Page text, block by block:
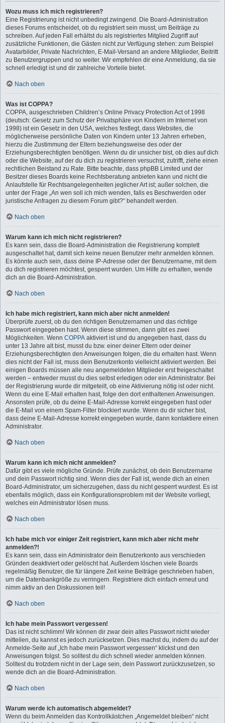
Wozu muss ich mich registrieren?
Eine Registrierung ist nicht unbedingt zwingend. Die Board-Administration
dieses Forums entscheidet, ob du registriert sein musst, um Beiträge zu
schreiben. Auf jeden Fall erhältst du als registriertes Mitglied Zugriff auf
zusätzliche Funktionen, die Gästen nicht zur Verfügung stehen: zum Beispiel
Avatarbilder, Private Nachrichten, E-Mail-Versand an andere Mitglieder, Beitritt
zu Benutzergruppen und so weiter. Wir empfehlen dir eine Anmeldung, da sie
schnell erledigt ist und dir zahlreiche Vorteile bietet.
Nach oben
Was ist COPPA?
COPPA, ausgeschrieben Children’s Online Privacy Protection Act of 1998
(deutsch: Gesetz zum Schutz der Privatsphäre von Kindern im Internet von
1998) ist ein Gesetz in den USA, welches festlegt, dass Websites, die
möglicherweise persönliche Daten von Kindern unter 13 Jahren erheben,
hierzu die Zustimmung der Eltern beziehungsweise des oder der
Erziehungsberechtigten benötigen. Wenn du dir unsicher bist, ob dies auf dich
oder die Website, auf der du dich zu registrieren versuchst, zutrifft, ziehe einen
rechtlichen Beistand zu Rate. Bitte beachte, dass phpBB Limited und der
Besitzer dieses Boards keine Rechtsberatung anbieten kann und nicht die
Anlaufstelle für Rechtsangelegenheiten jeglicher Art ist; außer solchen, die
unter der Frage „An wen soll ich mich wenden, falls es Beschwerden oder
juristische Anfragen zu diesem Forum gibt?“ behandelt werden.
Nach oben
Warum kann ich mich nicht registrieren?
Es kann sein, dass die Board-Administration die Registrierung komplett
ausgeschaltet hat, damit sich keine neuen Benutzer mehr anmelden können.
Es könnte auch sein, dass deine IP-Adresse oder der Benutzername, mit dem
du dich registrieren möchtest, gesperrt wurden. Um Hilfe zu erhalten, wende
dich an die Board-Administration.
Nach oben
Ich habe mich registriert, kann mich aber nicht anmelden!
Überprüfe zuerst, ob du den richtigen Benutzernamen und das richtige
Passwort eingegeben hast. Wenn diese stimmen, dann gibt es zwei
Möglichkeiten. Wenn COPPA aktiviert ist und du angegeben hast, dass du
unter 13 Jahre alt bist, musst du bzw. einer deiner Eltern oder deiner
Erziehungsberechtigten den Anweisungen folgen, die du erhalten hast. Wenn
dies nicht der Fall ist, muss dein Benutzerkonto vielleicht aktiviert werden. Bei
einigen Boards müssen alle neu angemeldeten Mitglieder erst freigeschaltet
werden – entweder musst du dies selbst erledigen oder ein Administrator. Bei
der Registrierung wurde dir mitgeteilt, ob eine Aktivierung nötig ist oder nicht.
Wenn du eine E-Mail erhalten hast, folge den dort enthaltenen Anweisungen.
Ansonsten prüfe, ob du deine E-Mail-Adresse korrekt eingegeben hast oder
die E-Mail von einem Spam-Filter blockiert wurde. Wenn du dir sicher bist,
dass deine E-Mail-Adresse korrekt eingegeben wurde, dann kontaktiere einen
Administrator.
Nach oben
Warum kann ich mich nicht anmelden?
Dafür gibt es viele mögliche Gründe. Prüfe zunächst, ob dein Benutzername
und dein Passwort richtig sind. Wenn dies der Fall ist, wende dich an einen
Board-Administrator, um sicherzugehen, dass du nicht gesperrt wurdest. Es ist
ebenfalls möglich, dass ein Konfigurationsproblem mit der Website vorliegt,
welches ein Administrator lösen muss.
Nach oben
Ich habe mich vor einiger Zeit registriert, kann mich aber nicht mehr
anmelden?!
Es kann sein, dass ein Administrator dein Benutzerkonto aus verschieden
Gründen deaktiviert oder gelöscht hat. Außerdem löschen viele Boards
regelmäßig Benutzer, die für längere Zeit keine Beiträge geschrieben haben,
um die Datenbankgröße zu verringern. Registriere dich einfach erneut und
nimm aktiv an den Diskussionen teil!
Nach oben
Ich habe mein Passwort vergessen!
Das ist nicht schlimm! Wir können dir zwar dein altes Passwort nicht wieder
mitteilen, du kannst es jedoch zurücksetzen. Dies machst du, indem du auf der
Anmelde-Seite auf „Ich habe mein Passwort vergessen“ klickst und den
Anweisungen folgst. So solltest du dich schnell wieder anmelden können.
Solltest du trotzdem nicht in der Lage sein, dein Passwort zurückzusetzen, so
wende dich an die Board-Administration.
Nach oben
Warum werde ich automatisch abgemeldet?
Wenn du beim Anmelden das Kontrollkästchen „Angemeldet bleiben“ nicht